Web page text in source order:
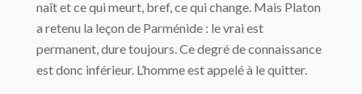
naît et ce qui meurt, bref, ce qui change. Mais Platon
a retenu la leçon de Parménide : le vrai est
permanent, dure toujours. Ce degré de connaissance
est donc inférieur. L’homme est appelé à le quitter.